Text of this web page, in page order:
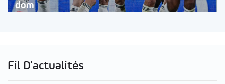
dom
Fil D'actualités